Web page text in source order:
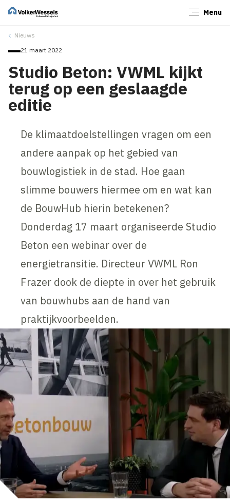
Menu
Nieuws
21 maart 2022
Studio Beton: VWML kijkt
terug op een geslaagde
editie
De klimaatdoelstellingen vragen om een
andere aanpak op het gebied van
bouwlogistiek in de stad. Hoe gaan
slimme bouwers hiermee om en wat kan
de BouwHub hierin betekenen?
Donderdag 17 maart organiseerde Studio
Beton een webinar over de
energietransitie. Directeur VWML Ron
Frazer dook de diepte in over het gebruik
van bouwhubs aan de hand van
praktijkvoorbeelden.
Sluiten